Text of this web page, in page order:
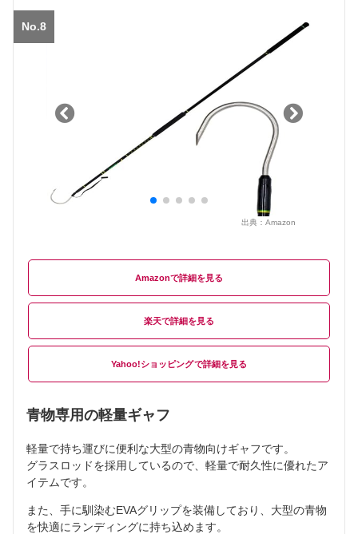
No.8
出典： Amazon
Amazon
楽天
Yahoo!ショッピング
青物専用の軽量ギャフ
軽量で持ち運びに便利な大型の青物向けギャフです。
グラスロッドを採用しているので、軽量で耐久性に優れたア
イテムです。
また、手に馴染むEVAグリップを装備しており、大型の青物
を快適にランディングに持ち込めます。